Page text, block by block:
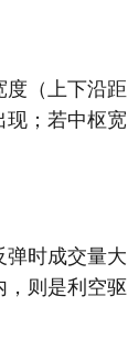
度（上下沿距
现；若中枢宽
弹时成交量大
，则是利空驱